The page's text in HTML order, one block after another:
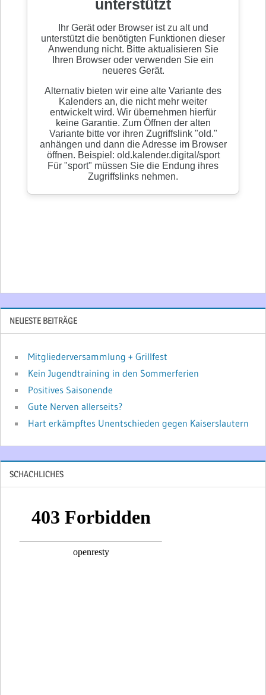
NEUESTE BEITRÄGE
Mitgliederversammlung + Grillfest
Kein Jugendtraining in den Sommerferien
Positives Saisonende
Gute Nerven allerseits?
Hart erkämpftes Unentschieden gegen Kaiserslautern
SCHACHLICHES